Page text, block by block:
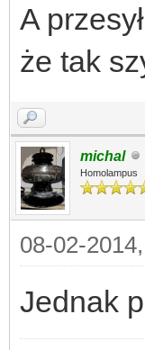
A
że tak
michal
Homolampus
08-02-
Jednak